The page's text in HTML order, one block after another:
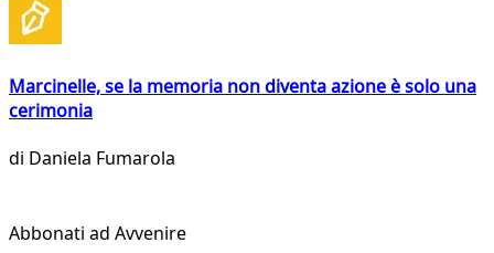
Marcinelle, se la memoria non diventa azione è solo una
cerimonia
di Daniela Fumarola
Abbonati ad Avvenire